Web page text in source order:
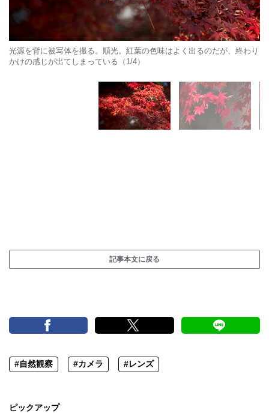
光源を背に被写体を撮る。順光。紅葉の色味はよく出るのだが、終わり
かけの感じが出てしまっている（1/4）
記事本文に戻る
#自然観察 #カメラ #レンズ
ピックアップ